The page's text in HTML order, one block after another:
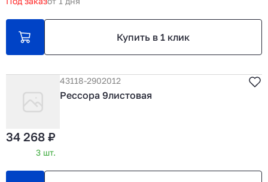
Купить в 1 клик
43118-2902012
Рессора 9листовая
34 268 ₽
3 шт.